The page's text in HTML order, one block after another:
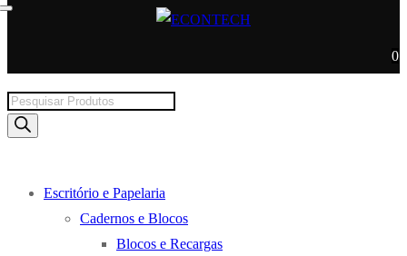
0
Products
search
Escritório e Papelaria
Cadernos e Blocos
Blocos e Recargas